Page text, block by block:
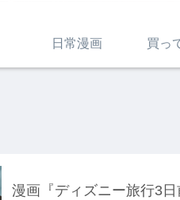
日常漫画 買っ
漫画『ディズニー旅行3日